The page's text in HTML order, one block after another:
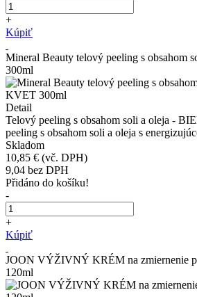
+
Kúpiť
Mineral Beauty telový peeling s obsahom
300ml
Detail
Telový peeling s obsahom soli a oleja -
peeling s obsahom soli a oleja s
Skladom
10,85 € (vč. DPH)
9,04 bez DPH
Přidáno do košíku!
-
+
Kúpiť
JOON VÝŽIVNÝ KRÉM na zmiernenie
120ml